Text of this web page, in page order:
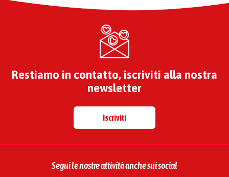
Restiamo in contatto, iscriviti alla nostra
newsletter
Iscriviti
Segui le nostre attività anche sui social